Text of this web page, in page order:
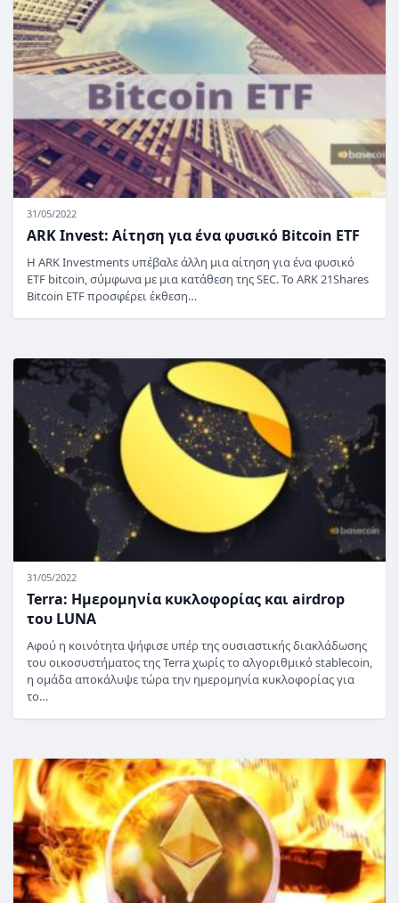
31/05/2022
ARK Invest: Αίτηση για ένα φυσικό Bitcoin ETF
Η ARK Investments υπέβαλε άλλη μια αίτηση για ένα φυσικό
ETF bitcoin, σύμφωνα με μια κατάθεση της SEC. Το ARK 21Shares
Bitcoin ETF προσφέρει έκθεση…
31/05/2022
Terra: Ημερομηνία κυκλοφορίας και airdrop
του LUNA
Αφού η κοινότητα ψήφισε υπέρ της ουσιαστικής διακλάδωσης
του οικοσυστήματος της Terra χωρίς το αλγοριθμικό stablecoin,
η ομάδα αποκάλυψε τώρα την ημερομηνία κυκλοφορίας για
το…